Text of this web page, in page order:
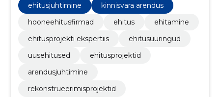
ehitusjuhtimine
kinnisvara arendus
hooneehitusfirmad
ehitus
ehitamine
ehitusprojekti ekspertiis
ehitusuuringud
uusehitused
ehitusprojektid
arendusjuhtimine
rekonstrueerimisprojektid